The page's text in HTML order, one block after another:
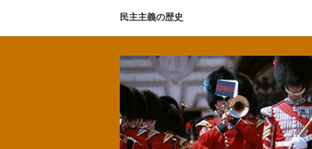
民主主義の歴史